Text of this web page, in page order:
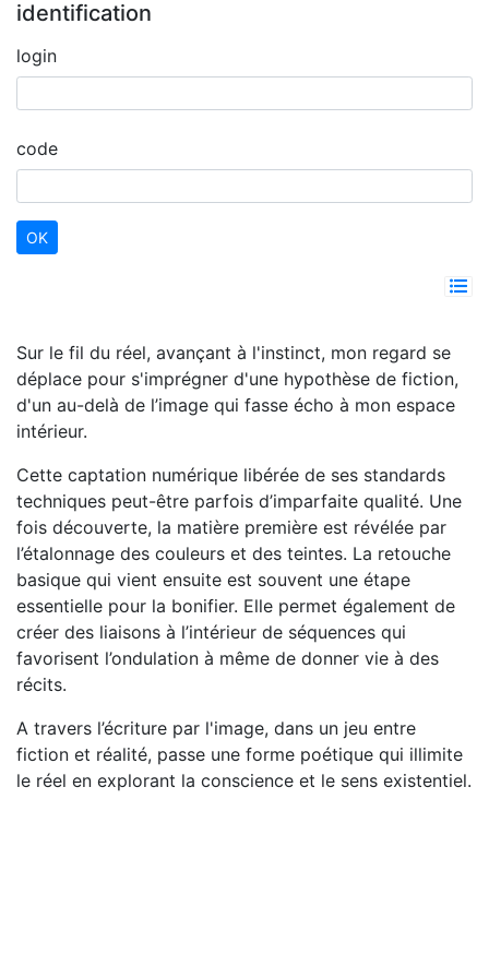
identification
login
code
Sur le fil du réel, avançant à l'instinct, mon regard se
déplace pour s'imprégner d'une hypothèse de fiction,
d'un au-delà de l’image qui fasse écho à mon espace
intérieur.
Cette captation numérique libérée de ses standards
techniques peut-être parfois d’imparfaite qualité. Une
fois découverte, la matière première est révélée par
l’étalonnage des couleurs et des teintes. La retouche
basique qui vient ensuite est souvent une étape
essentielle pour la bonifier. Elle permet également de
créer des liaisons à l’intérieur de séquences qui
favorisent l’ondulation à même de donner vie à des
récits.
A travers l’écriture par l'image, dans un jeu entre
fiction et réalité, passe une forme poétique qui illimite
le réel en explorant la conscience et le sens existentiel.